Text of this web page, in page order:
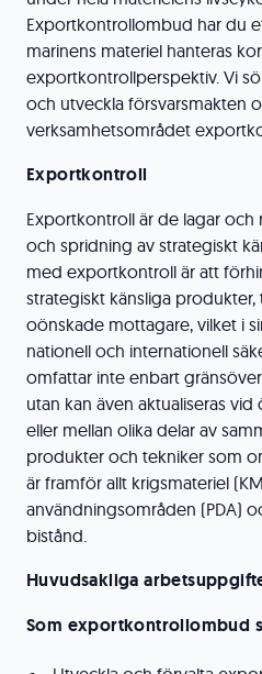
Exportkontrollombud har du
marinens materiel hanteras
exportkontrollperspektiv. Vi
och utveckla försvarsmakten
verksamhetsområdet
Exportkontroll
Exportkontroll är de lagar
och spridning av strategiskt
med exportkontroll är att
strategiskt känsliga
oönskade mottagare, vilket i
nationell och internationell
omfattar inte enbart
utan kan även aktualiseras
eller mellan olika delar av
produkter och tekniker som
är framför allt krigsmateriel
användningsområden (PDA)
bistånd.
Huvudsakliga
Som exportkontrollombud